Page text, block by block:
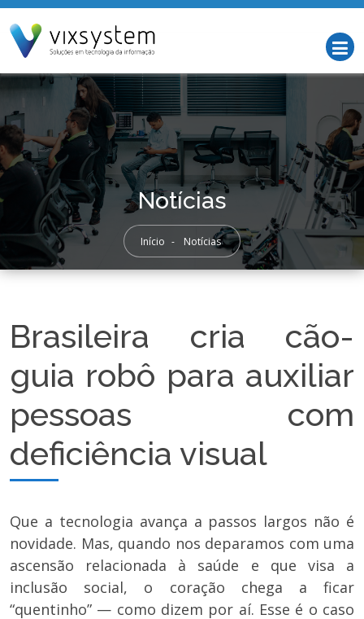
Notícias
Início - Notícias
Brasileira cria cão-
guia robô para auxiliar
pessoas com
deficiência visual
Que a tecnologia avança a passos largos não é
novidade. Mas, quando nos deparamos com uma
ascensão relacionada à saúde e que visa a
inclusão social, o coração chega a ficar
“quentinho” — como dizem por aí. Esse é o caso